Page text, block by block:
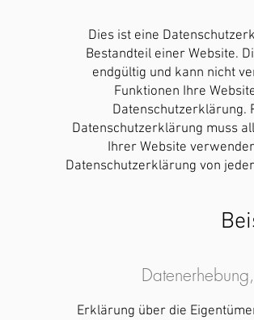
Dies ist eine
Bestandteil einer Website.
endgültig und kann nicht
Funktionen Ihre
Datenschutzerklärung.
Datenschutzerklärung muss
Ihrer Website
Datenschutzerklärung von
Erklärung über die